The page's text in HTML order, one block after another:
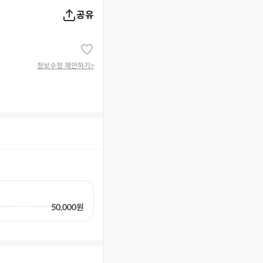
공유
정보수정 제안하기 >
50,000원